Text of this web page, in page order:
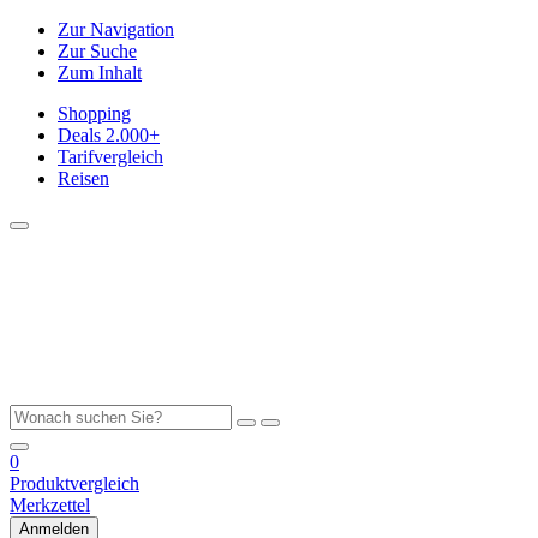
Zur Navigation
Zur Suche
Zum Inhalt
Shopping
Deals 2.000+
Tarifvergleich
Reisen
0
Produktvergleich
Merkzettel
Anmelden